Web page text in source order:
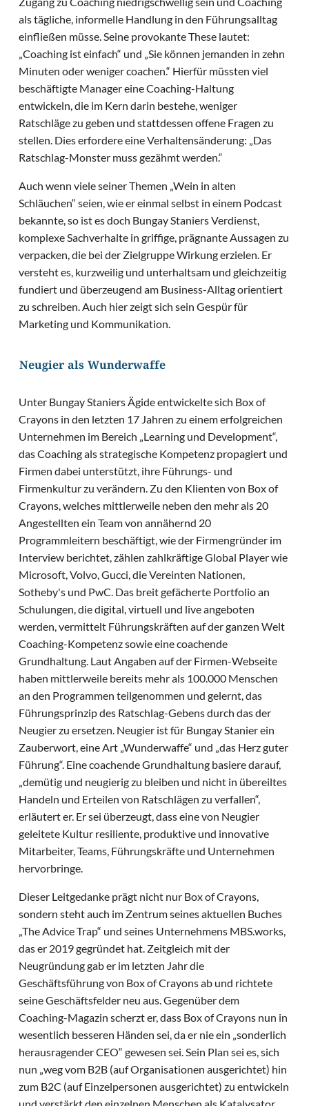
als tägliche, informelle Handlung in den Führungsalltag
einfließen müsse. Seine provokante These lautet:
„Coaching ist einfach“ und „Sie können jemanden in zehn
Minuten oder weniger coachen.“ Hierfür müssten viel
beschäftigte Manager eine Coaching-Haltung
entwickeln, die im Kern darin bestehe, weniger
Ratschläge zu geben und stattdessen offene Fragen zu
stellen. Dies erfordere eine Verhaltensänderung: „Das
Ratschlag-Monster muss gezähmt werden.“
Auch wenn viele seiner Themen „Wein in alten
Schläuchen“ seien, wie er einmal selbst in einem Podcast
bekannte, so ist es doch Bungay Staniers Verdienst,
komplexe Sachverhalte in griffige, prägnante Aussagen zu
verpacken, die bei der Zielgruppe Wirkung erzielen. Er
versteht es, kurzweilig und unterhaltsam und gleichzeitig
fundiert und überzeugend am Business-Alltag orientiert
zu schreiben. Auch hier zeigt sich sein Gespür für
Marketing und Kommunikation.
Neugier als Wunderwaffe
Unter Bungay Staniers Ägide entwickelte sich Box of
Crayons in den letzten 17 Jahren zu einem erfolgreichen
Unternehmen im Bereich „Learning und Development“,
das Coaching als strategische Kompetenz propagiert und
Firmen dabei unterstützt, ihre Führungs- und
Firmenkultur zu verändern. Zu den Klienten von Box of
Crayons, welches mittlerweile neben den mehr als 20
Angestellten ein Team von annähernd 20
Programmleitern beschäftigt, wie der Firmengründer im
Interview berichtet, zählen zahlkräftige Global Player wie
Microsoft, Volvo, Gucci, die Vereinten Nationen,
Sotheby's und PwC. Das breit gefächerte Portfolio an
Schulungen, die digital, virtuell und live angeboten
werden, vermittelt Führungskräften auf der ganzen Welt
Coaching-Kompetenz sowie eine coachende
Grundhaltung. Laut Angaben auf der Firmen-Webseite
haben mittlerweile bereits mehr als 100.000 Menschen
an den Programmen teilgenommen und gelernt, das
Führungsprinzip des Ratschlag-Gebens durch das der
Neugier zu ersetzen. Neugier ist für Bungay Stanier ein
Zauberwort, eine Art „Wunderwaffe“ und „das Herz guter
Führung“. Eine coachende Grundhaltung basiere darauf,
„demütig und neugierig zu bleiben und nicht in übereiltes
Handeln und Erteilen von Ratschlägen zu verfallen“,
erläutert er. Er sei überzeugt, dass eine von Neugier
geleitete Kultur resiliente, produktive und innovative
Mitarbeiter, Teams, Führungskräfte und Unternehmen
hervorbringe.
Dieser Leitgedanke prägt nicht nur Box of Crayons,
sondern steht auch im Zentrum seines aktuellen Buches
„The Advice Trap“ und seines Unternehmens MBS.works,
das er 2019 gegründet hat. Zeitgleich mit der
Neugründung gab er im letzten Jahr die
Geschäftsführung von Box of Crayons ab und richtete
seine Geschäftsfelder neu aus. Gegenüber dem
Coaching-Magazin scherzt er, dass Box of Crayons nun in
wesentlich besseren Händen sei, da er nie ein „sonderlich
herausragender CEO“ gewesen sei. Sein Plan sei es, sich
nun „weg vom B2B (auf Organisationen ausgerichtet) hin
zum B2C (auf Einzelpersonen ausgerichtet) zu entwickeln